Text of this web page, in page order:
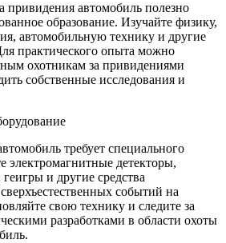
привидения автомобиль полезно
образование. Изучайте физику,
автомобильную технику и другие
практического опыта можно
охотникам за привидениями
собственные исследования и
требует специального
электромагнитные детекторы,
и другие средства
событий на
свою технику и следите за
разработками в области охоты